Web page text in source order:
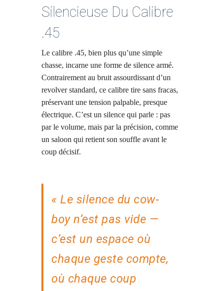
Silencieuse Du Calibre
.45
Le calibre .45, bien plus qu’une simple
chasse, incarne une forme de silence armé.
Contrairement au bruit assourdissant d’un
revolver standard, ce calibre tire sans fracas,
préservant une tension palpable, presque
électrique. C’est un silence qui parle : pas
par le volume, mais par la précision, comme
un saloon qui retient son souffle avant le
coup décisif.
« Le silence du cow-
boy n’est pas vide —
c’est un espace où
chaque geste compte,
où chaque coup